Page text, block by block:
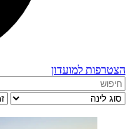
הצטרפות למועדון